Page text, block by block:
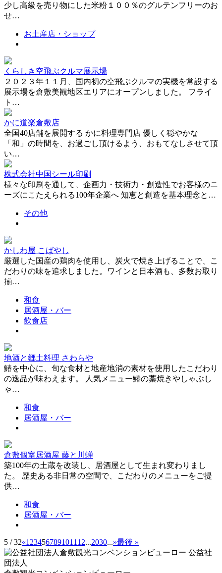
少し高級を売り物にした米粉１００％のグルテンフリーのお
せ…
お土産店・ショップ
くらしき空飛ぶクルマ展示場
２０２３年１１月、国内初の空飛ぶクルマの実機を常設する
展示場を倉敷美観地区エリアにオープンしました。 フライ
ト…
かに道楽倉敷店
全国40店舗を展開する かに料理専門店 優しく穏やかな
「和」の時間を、お過ごし頂けるよう、おもてなしさせて頂
い…
株式会社中国シール印刷
様々な印刷を通して、企画力・技術力・創造性でお客様のニ
ーズにこたえられる100年企業へ 知恵と創造を基本理念と…
その他
かしわ屋 こばやし
厳選した国産の鶏肉を使用し、炭火で焼き上げることで、こ
だわりの味を追求しました。ワインと日本酒も、多数お取り
揃…
和食
居酒屋・バー
飲食店
地酒と郷土料理 さわらや
鰆を中心に、旬な食材と地産地消の素材を使用したこだわり
の逸品が味わえます。 人気メニュー鰆の藁焼きやしゃぶし
ゃ…
和食
居酒屋・バー
倉敷個室居酒屋 藤と川蝉
築100年の土蔵を改装し、居酒屋として生まれ変わりまし
た。 歴史ある非日常の空間で、こだわりのメニューをご提
供…
和食
居酒屋・バー
5 / 32«1 234567891011 12...2030...»最後 »
公益社
団法人